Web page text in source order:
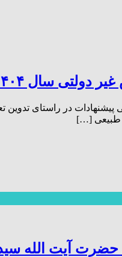
سال ۱۴۰۴
در راستای
آیت الله